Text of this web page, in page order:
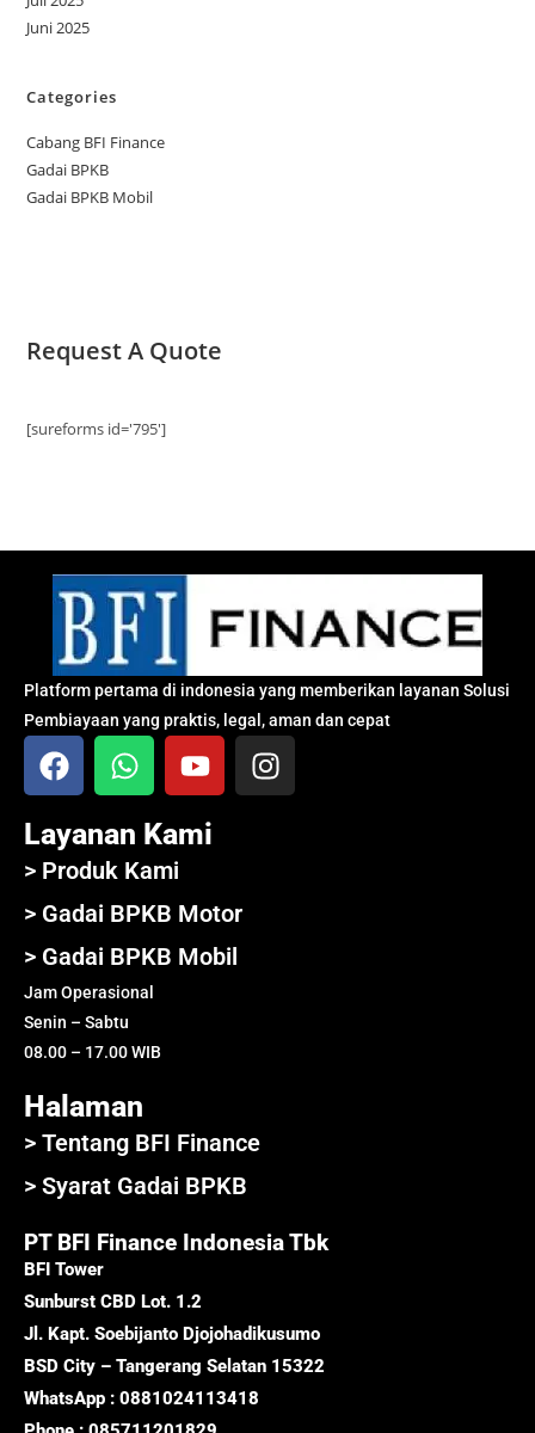
Juni 2025
Categories
Cabang BFI Finance
Gadai BPKB
Gadai BPKB Mobil
Request A Quote
[sureforms id='795']
Platform pertama di indonesia yang memberikan layanan Solusi
Pembiayaan yang praktis, legal, aman dan cepat
Layanan Kami
> Produk Kami
> Gadai BPKB Motor
> Gadai BPKB Mobil
Jam Operasional
Senin – Sabtu
08.00 – 17.00 WIB
Halaman
> Tentang BFI Finance
> Syarat Gadai BPKB
PT BFI Finance Indonesia Tbk
BFI Tower
Sunburst CBD Lot. 1.2
Jl. Kapt. Soebijanto Djojohadikusumo
BSD City – Tangerang Selatan 15322
WhatsApp : 0881024113418